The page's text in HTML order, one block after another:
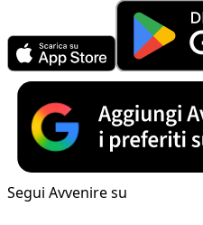
Segui Avvenire su